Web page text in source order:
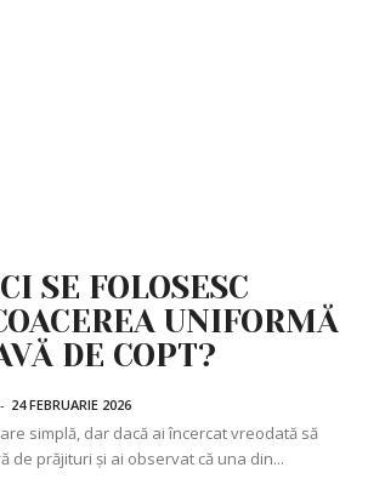
SE FOLOSESC
UNIFORMĂ
DE COPT?
- 24 FEBRUARIE 2026
simplă, dar dacă ai încercat vreodată să
de prăjituri și ai observat că una din...